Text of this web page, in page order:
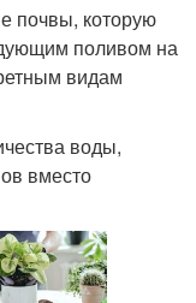
почвы, которую
поливом на
видам
воды,
вместо